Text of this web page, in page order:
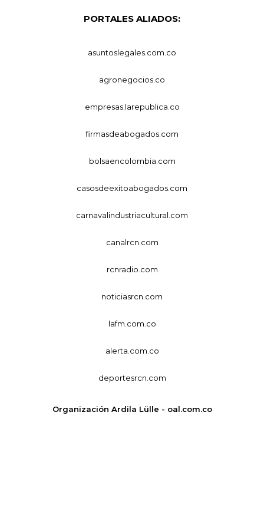
PORTALES ALIADOS:
asuntoslegales.com.co
agronegocios.co
empresas.larepublica.co
firmasdeabogados.com
bolsaencolombia.com
casosdeexitoabogados.com
carnavalindustriacultural.com
canalrcn.com
rcnradio.com
noticiasrcn.com
lafm.com.co
alerta.com.co
deportesrcn.com
Organización Ardila Lülle - oal.com.co